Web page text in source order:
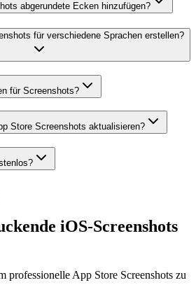
abgerundete Ecken hinzufügen?
für verschiedene Sprachen erstellen?
für Screenshots?
Store Screenshots aktualisieren?
iOS-Screenshots
professionelle App Store Screenshots zu